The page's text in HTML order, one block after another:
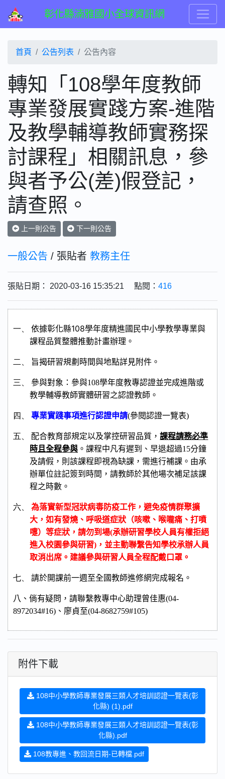
彰化縣湳雅國小全球資訊網
首頁 公告列表 公告內容
轉知「108學年度教師
專業發展實踐方案-進階
及教學輔導教師實務探
討課程」相關訊息，參
與者予公(差)假登記，
請查照。
上一則公告 下一則公告
一般公告 / 張貼者 教務主任
張貼日期： 2020-03-16 15:35:21 點閱： 416
一、依據彰化縣108學年度精進國民中小學教學專業與
課程品質整體推動計畫辦理。
二、 旨揭研習規劃時間與地點詳見附件。
三、參與對象：參與108學年度教專認證並完成進階或
教學輔導教師實體研習之認證教師。
四、專業實踐事項進行認證申請(參閱認證一覽表)
五、 配合教育部規定以及掌控研習品質，課程請務必準
時且全程參與 。課程中凡有遲到、早退超過15分鐘
及請假，則該課程即視為缺課，需進行補課。由承
辦單位註記簽到時間，請教師於其他場次補足該課
程之時數。
六、為落實新型冠狀病毒防疫工作，避免疫情群聚擴
大，如有發燒、呼吸道症狀（咳嗽、喉嚨痛、打噴
嚏）等症狀，請勿到場(承辦研習學校人員有權拒絕
進入校園參與研習) ，並主動聯繫告知學校承辦人員
取消出席。建議參與研習人員全程配戴口罩。
七、請於開課前一週至全國教師進修網完成報名。
八、倘有疑問，請聯繫教專中心助理曾佳惠(04-
8972034#16) 、廖貞至(04-8682759#105)
附件下載
108中小學教師專業發展三類人才培訓認證一覽表(彰
化縣) (1).pdf
108中小學教師專業發展三類人才培訓認證一覽表(彰
化縣).pdf
108教專進、教回流日期-已轉檔.pdf